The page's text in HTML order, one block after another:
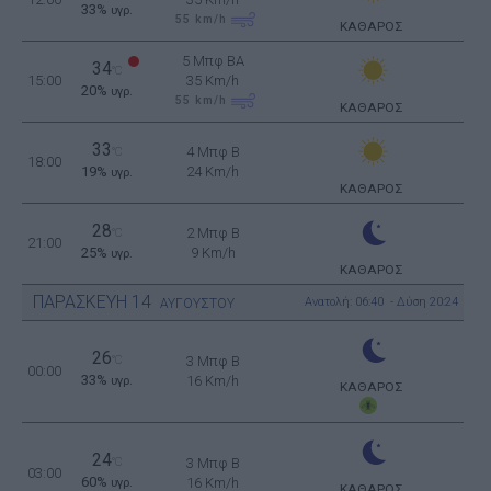
33% υγρ.
55 km/h ΚΑΘΑΡΟΣ
15:00
34°C
20% υγρ.
5 Μπφ BA
35 Km/h
55 km/h ΚΑΘΑΡΟΣ
18:00
33
19% υγρ.
4 Μπφ B
24 Km/h
ΚΑΘΑΡΟΣ
21:00
28
25% υγρ.
2 Μπφ B
9 Km/h
ΚΑΘΑΡΟΣ
ΠΑΡΑΣΚΕΥΗ 14 ΑΥΓΟΥΣΤΟΥ Ανατολή: 06:40 - Δύση 20:24
00:00
26
33% υγρ.
3 Μπφ B
16 Km/h
ΚΑΘΑΡΟΣ
03:00
24°C
60% υγρ.
3 Μπφ B
16 Km/h